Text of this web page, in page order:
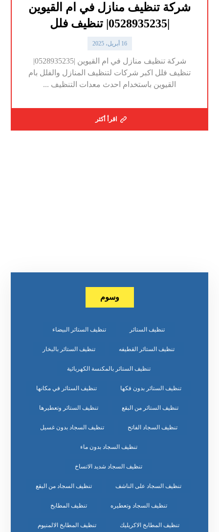
شركة تنظيف منازل في ام القيوين
|0528935235| تنظيف فلل
16 أبريل، 2025
شركة تنظيف منازل في ام القيوين |0528935235|
تنظيف فلل اكبر شركات لتنظيف المنازل والفلل بام
القيوين باستخدام احدث معدات التنظيف ...
اقرأ أكثر
وسوم
تنظيف الستائر تنظيف الستائر البيضاء
تنظيف الستائر القطيفه تنظيف الستائر بالبخار
تنظيف الستائر بالمكنسة الكهربائية
تنظيف الستائر بدون فكها تنظيف الستائر في مكانها
تنظيف الستائر من البقع تنظيف الستائر وتعطيرها
تنظيف السجاد الفاتح تنظيف السجاد بدون غسيل
تنظيف السجاد بدون ماء
تنظيف السجاد شديد الاتساخ
تنظيف السجاد على الناشف تنظيف السجاد من البقع
تنظيف السجاد وتعطيره تنظيف المطابخ
تنظيف المطابخ الاكريليك تنظيف المطابخ الالمنيوم